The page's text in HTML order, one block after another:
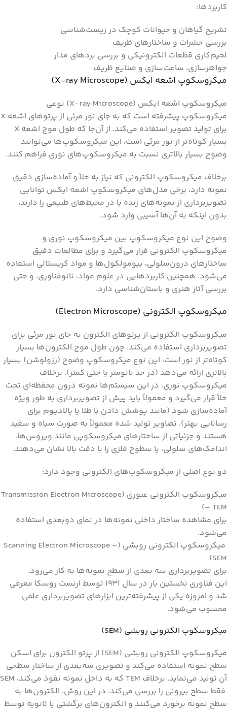
کاربردها:
تشریح گیاهان و حیوانات کوچک در زیست‌شناسی
بررسی حشرات و ساختارهای ظریف
لحیم‌کاری قطعات الکترونیکی و بررسی بردهای مدار
جواهرسازی، ساعت‌سازی و صنایع ظریف
میکروسکوپ اشعه ایکس (X-ray Microscope)
میکروسکوپ اشعه ایکس (X-ray Microscope) نوعی
میکروسکوپ پیشرفته است که به جای نور مرئی از پرتوهای اشعه X
برای تولید تصویر استفاده می‌کند. از آن‌جا که طول موج اشعه X
بسیار کوتاه‌تر از نور مرئی است، این میکروسکوپ‌ها می‌توانند
وضوح بسیار بالاتری نسبت به میکروسکوپ‌های نوری فراهم کنند.
برخلاف میکروسکوپ الکترونی که نیاز به خلأ و آماده‌سازی دقیق
نمونه دارد، برخی مدل‌های میکروسکوپ اشعه ایکس توانایی
تصویربرداری از نمونه‌های زنده یا در محیط‌های طبیعی را دارند،
بدون اینکه به آن‌ها آسیبی وارد شود.
وضوح این نوع میکروسکوپ بین میکروسکوپ نوری و
میکروسکوپ الکترونی قرار می‌گیرد و برای مطالعات دقیق
ساختارهای درون‌سلولی، بیومولکول‌ها و مواد کریستالی استفاده
می‌شود. همچنین کاربردهایی در علوم مواد، نانو‌فناوری، و حتی
بررسی آثار هنری و باستان‌شناسی دارد.
میکروسکوپ الکترونی (Electron Microscope)
میکروسکوپ الکترونی از پرتوهای الکترون به جای نور مرئی برای
تصویربرداری استفاده می‌کند. چون طول موج الکترون‌ها بسیار
کوتاه‌تر از نور است، این نوع میکروسکوپ وضوح (رزولوشن) بسیار
بالاتری ارائه می‌دهد (در حد نانومتر یا حتی کمتر). برخلاف
میکروسکوپ نوری، در این سیستم‌ها نمونه درون محفظه‌ای تحت
خلأ قرار می‌گیرد و معمولاً باید پیش ‌از تصویربرداری به طور ویژه
آماده‌سازی شود (مانند پوشش دادن با طلا یا پالادیوم برای
رسانایی بهتر). تصاویر تولید شده معمولاً به‌ صورت سیاه ‌و ‌سفید
هستند و جزئیاتی از ساختارهای میکروسکوپی مانند ویروس‌ها،
اندامک‌های سلولی، یا سطوح فلزی را با دقت بالا نشان می‌دهند.
دو نوع اصلی از میکروسکوپ‌های الکترونی وجود دارد:
میکروسکوپ الکترونی عبوری (Transmission Electron Microscope
– TEM)
برای مشاهده ساختار داخلی نمونه‌ها در نمای دو‌بعدی استفاده
می‌شود.
میکروسکوپ الکترونی روبشی (Scanning Electron Microscope –
SEM)
برای تصویربرداری سه ‌بعدی از سطح نمونه‌ها به‌ کار می‌رود.
این فناوری نخستین بار در سال ۱۹۳۱ توسط ارنست روسکا معرفی
شد و امروزه یکی از پیشرفته‌ترین ابزارهای تصویربرداری علمی
محسوب می‌شود.
میکروسکوپ الکترونی روبشی (SEM)
میکروسکوپ الکترونی روبشی (SEM) از پرتو الکترون برای اسکن
سطح نمونه استفاده می‌کند و تصویری سه‌بعدی از ساختار سطحی
آن تولید می‌نماید. برخلاف TEM که به داخل نمونه نفوذ می‌کند، SEM
فقط سطح بیرونی را بررسی می‌کند. در این روش، الکترون‌ها به
سطح نمونه برخورد می‌کنند و الکترون‌های برگشتی یا ثانویه توسط